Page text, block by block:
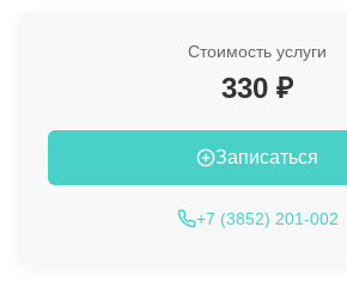
Стоимость услуги
330 ₽
Записаться
+7 (3852) 201-002